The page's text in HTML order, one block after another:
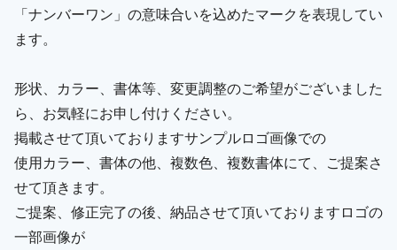
「ナンバーワン」の意味合いを込めたマークを表現してい
ます。
形状、カラー、書体等、変更調整のご希望がございました
ら、お気軽にお申し付けください。
掲載させて頂いておりますサンプルロゴ画像での
使用カラー、書体の他、複数色、複数書体にて、ご提案さ
せて頂きます。
ご提案、修正完了の後、納品させて頂いておりますロゴの
一部画像が